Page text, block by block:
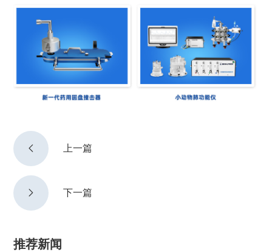
 上一篇
 下一篇
推荐新闻